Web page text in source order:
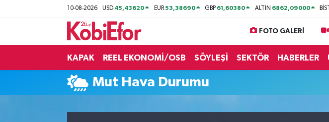
10-08-2026 USD 45,43620 EUR53,38690 GBP 61,60380 ALTIN 6862,09000
FOTO GALERİ
KAPAK REEL EKONOMİ/OSB SÖYLEŞİ SEKTÖR HABERLER
Mut Hava Durumu
BİLİŞİM PANO
DESTEK-TEŞVİK